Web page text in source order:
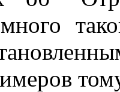
много